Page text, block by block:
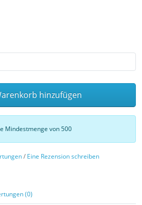
hinzufügen
Mindestmenge von 500
/ Eine Rezension schreiben
(0)